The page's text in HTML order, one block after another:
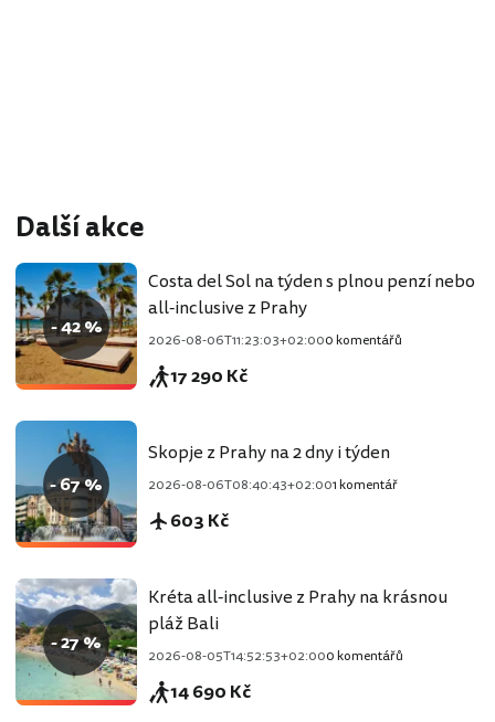
Další akce
- 42 %
Costa del Sol na týden s plnou penzí nebo
all-inclusive z Prahy
2026-08-06T11:23:03+02:000 komentářů
17 290 Kč
- 67 %
Skopje z Prahy na 2 dny i týden
2026-08-06T08:40:43+02:001 komentář
603 Kč
- 27 %
Kréta all-inclusive z Prahy na krásnou
pláž Bali
2026-08-05T14:52:53+02:000 komentářů
14 690 Kč